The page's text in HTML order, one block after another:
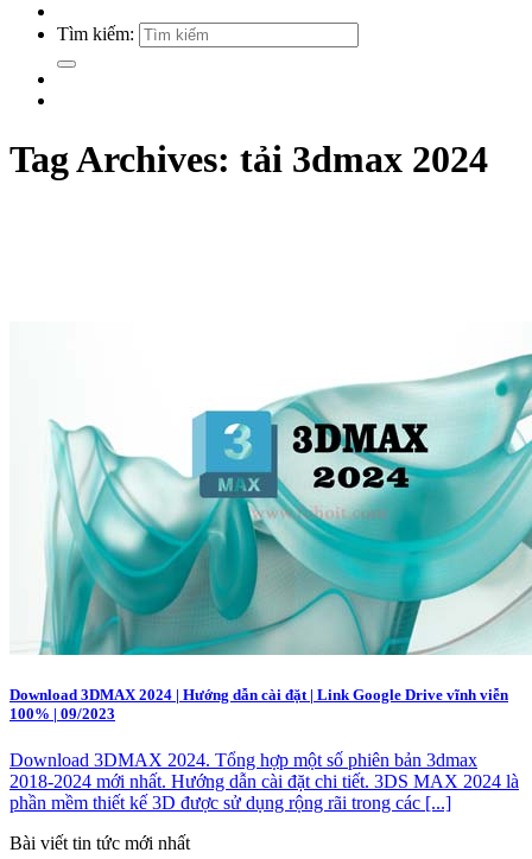
Tìm kiếm:
Tag Archives: tải 3dmax 2024
Download 3DMAX 2024 | Hướng dẫn cài đặt | Link Google Drive vĩnh viễn
100% | 09/2023
Download 3DMAX 2024. Tổng hợp một số phiên bản 3dmax
2018-2024 mới nhất. Hướng dẫn cài đặt chi tiết. 3DS MAX 2024 là
phần mềm thiết kế 3D được sử dụng rộng rãi trong các [...]
Bài viết tin tức mới nhất